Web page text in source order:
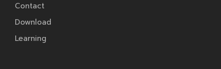
Contact
Download
Learning